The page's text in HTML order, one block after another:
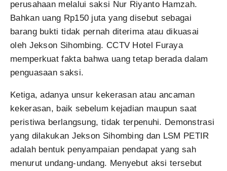
perusahaan melalui saksi Nur Riyanto Hamzah.
Bahkan uang Rp150 juta yang disebut sebagai
barang bukti tidak pernah diterima atau dikuasai
oleh Jekson Sihombing. CCTV Hotel Furaya
memperkuat fakta bahwa uang tetap berada dalam
penguasaan saksi.
Ketiga, adanya unsur kekerasan atau ancaman
kekerasan, baik sebelum kejadian maupun saat
peristiwa berlangsung, tidak terpenuhi. Demonstrasi
yang dilakukan Jekson Sihombing dan LSM PETIR
adalah bentuk penyampaian pendapat yang sah
menurut undang-undang. Menyebut aksi tersebut